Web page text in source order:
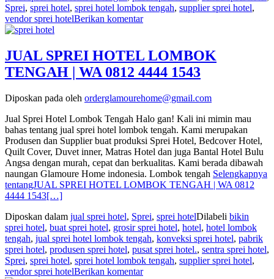
Sprei, sprei hotel, sprei hotel lombok tengah, supplier sprei hotel,
vendor sprei hotelBerikan komentar
JUAL SPREI HOTEL LOMBOK
TENGAH | WA 0812 4444 1543
Diposkan pada oleh orderglamourehome@gmail.com
Jual Sprei Hotel Lombok Tengah Halo gan! Kali ini mimin mau
bahas tentang jual sprei hotel lombok tengah. Kami merupakan
Produsen dan Supplier buat produksi Sprei Hotel, Bedcover Hotel,
Quilt Cover, Duvet inner, Matras Hotel dan juga Bantal Hotel Bulu
Angsa dengan murah, cepat dan berkualitas. Kami berada dibawah
naungan Glamoure Home indonesia. Lombok tengah Selengkapnya
tentangJUAL SPREI HOTEL LOMBOK TENGAH | WA 0812
4444 1543[…]
Diposkan dalam jual sprei hotel, Sprei, sprei hotelDilabeli bikin
sprei hotel, buat sprei hotel, grosir sprei hotel, hotel, hotel lombok
tengah, jual sprei hotel lombok tengah, konveksi sprei hotel, pabrik
sprei hotel, produsen sprei hotel, pusat sprei hotel., sentra sprei hotel,
Sprei, sprei hotel, sprei hotel lombok tengah, supplier sprei hotel,
vendor sprei hotelBerikan komentar